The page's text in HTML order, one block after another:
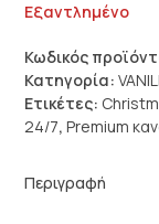
Εξαντλημένο
Κωδικός
Κατηγορία:
Ετικέτες:
24/7,Premium
Περιγραφή